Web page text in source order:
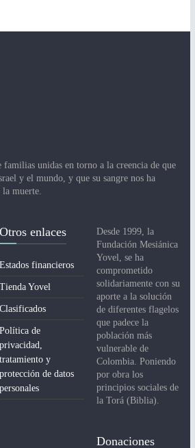
familias unidas en torno a la creencia de que
y el mundo, y que su sangre nos ha
muerte.
Otros enlaces
Estados financieros
Tienda Yovel
Clasificados
Política de
privacidad,
tratamiento y
protección de datos
personales
Desde 1999, la
Fundación Mesiánica
Yovel, se ha
comprometido
solidariamente con su
aporte a la solución
de diferentes flagelos
que padece la
población más
vulnerable de
Colombia. Poniendo
por obra los
principios sociales de
la Torá (Biblia).
Donaciones